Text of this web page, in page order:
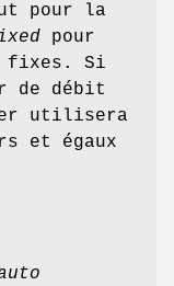
pour la
pour
fixes. Si
de débit
utilisera
et égaux